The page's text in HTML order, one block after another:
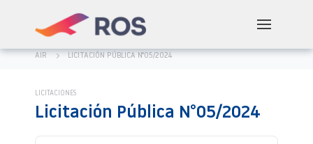
AIR LICITACIÓN PÚBLICA N°05/2024
LICITACIONES
Licitación Pública N°05/2024